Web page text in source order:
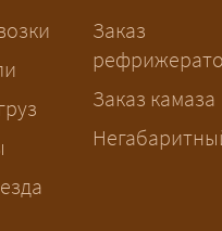
—
маршрут и
документов.
Заказ
Заказ камаза